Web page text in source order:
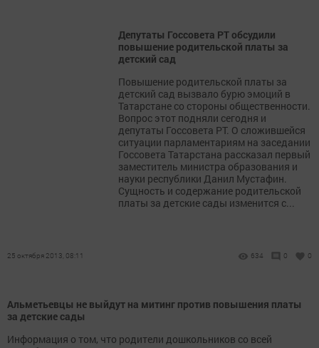
Депутаты Госсовета РТ обсудили
повышение родительской платы за
детский сад
Повышение родительской платы за
детский сад вызвало бурю эмоций в
Татарстане со стороны общественности.
Вопрос этот подняли сегодня и
депутаты Госсовета РТ. О сложившейся
ситуации парламентариям на заседании
Госсовета Татарстана рассказал первый
заместитель министра образования и
науки республики Данил Мустафин.
Сущность и содержание родительской
платы за детские сады изменится с...
25 октября 2013, 08:11 634 0 0
Альметьевцы не выйдут на митинг против повышения платы
за детские сады
Информация о том, что родители дошкольников со всей